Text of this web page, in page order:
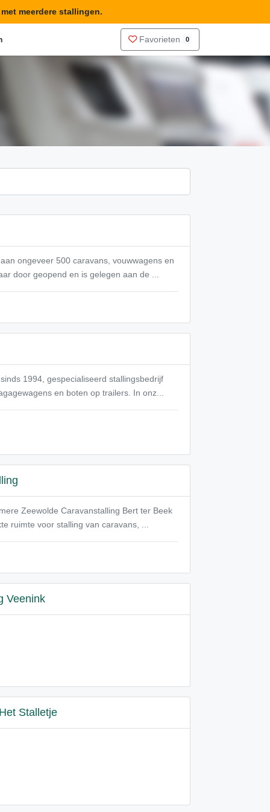
meerdere stallingen.
Favorieten 0
ongeveer 500 caravans, vouwwagens en
door geopend en is gelegen aan de ...
1994, gespecialiseerd stallingsbedrijf
en boten op trailers. In onz...
Zeewolde Caravanstalling Bert ter Beek
ruimte voor stalling van caravans, ...
Veenink
Stalletje